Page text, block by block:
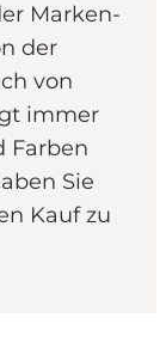
Marken-
der
von
immer
Farben
Sie
Kauf zu